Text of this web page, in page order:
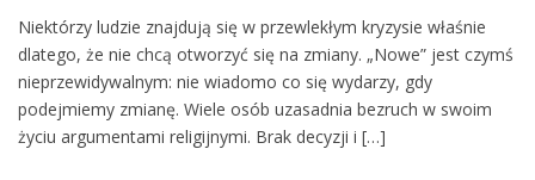
Niektórzy ludzie znajdują się w przewlekłym kryzysie właśnie
dlatego, że nie chcą otworzyć się na zmiany. „Nowe” jest czymś
nieprzewidywalnym: nie wiadomo co się wydarzy, gdy
podejmiemy zmianę. Wiele osób uzasadnia bezruch w swoim
życiu argumentami religijnymi. Brak decyzji i […]